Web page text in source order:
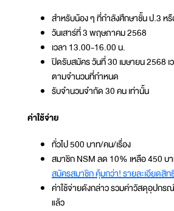
สำหรับน้อง ๆ ที่กำลังศึกษาชั้น ป.3 หรื
วันเสาร์ที่ 3 พฤษภาคม 2568
เวลา 13.00-16.00 น.
ปิดรับสมัคร วันที่ 30 เมษายน 2568
ตามจำนวนที่กำหนด
รับจำนวนจำกัด 30 คน เท่านั้น
ค่าใช้จ่าย
ทั่วไป 500 บาท/คน/เรื่อง
สมาชิก NSM ลด 10% เหลือ 450 บ
สมัครสมาชิก คุ้มกว่า! รายละเอียดสิ
ค่าใช้จ่ายดังกล่าว รวมค่าวัสดุอุปกรณ์
แล้ว